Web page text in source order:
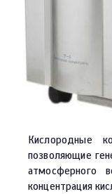
Кислородные
позволяющие
атмосферного
концентрация